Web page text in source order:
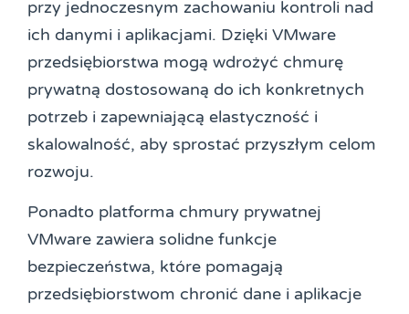
przy jednoczesnym zachowaniu kontroli nad
ich danymi i aplikacjami. Dzięki VMware
przedsiębiorstwa mogą wdrożyć chmurę
prywatną dostosowaną do ich konkretnych
potrzeb i zapewniającą elastyczność i
skalowalność, aby sprostać przyszłym celom
rozwoju.
Ponadto platforma chmury prywatnej
VMware zawiera solidne funkcje
bezpieczeństwa, które pomagają
przedsiębiorstwom chronić dane i aplikacje